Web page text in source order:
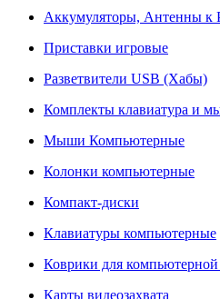
Аккумуляторы, Антенны к
Приставки игровые
Разветвители USB (Хабы)
Комплекты клавиатура и
Мыши Компьютерные
Колонки компьютерные
Компакт-диски
Клавиатуры компьютерные
Коврики для
Карты видеозахвата